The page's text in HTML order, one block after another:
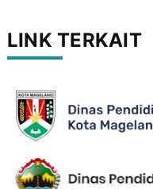
LINK TERKAIT